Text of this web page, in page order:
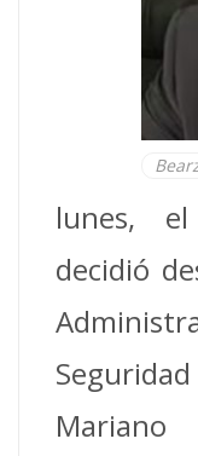
lunes,
decidió